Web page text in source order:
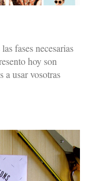
fases necesarias
hoy son
a usar vosotras